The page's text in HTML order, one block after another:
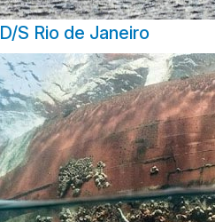
S Rio de Janeiro